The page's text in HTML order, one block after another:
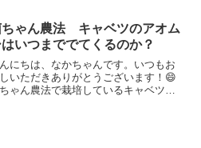
す。
ゃん農法 キャベツのアオム
いつまででてくるのか？
にちは、なかちゃんです。いつもお
いただきありがとうございます！😄
ゃん農法で栽培しているキャベツに